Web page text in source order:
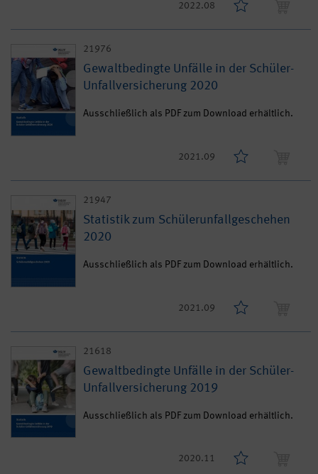
2022.08
21976
Gewaltbedingte Unfälle in der Schüler-
Unfallversicherung 2020
Ausschließlich als PDF zum Download erhältlich.
2021.09
21947
Statistik zum Schülerunfallgeschehen
2020
Ausschließlich als PDF zum Download erhältlich.
2021.09
21618
Gewaltbedingte Unfälle in der Schüler-
Unfallversicherung 2019
Ausschließlich als PDF zum Download erhältlich.
2020.11